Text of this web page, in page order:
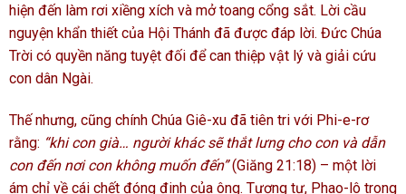
hiện đến làm rơi xiềng xích và mở toang cổng sắt. Lời cầu
nguyện khẩn thiết của Hội Thánh đã được đáp lời. Đức Chúa
Trời có quyền năng tuyệt đối để can thiệp vật lý và giải cứu
con dân Ngài.
Thế nhưng, cũng chính Chúa Giê-xu đã tiên tri với Phi-e-rơ
rằng: “khi con già… người khác sẽ thắt lưng cho con và dẫn
con đến nơi con không muốn đến”(Giăng 21:18) – một lời
ám chỉ về cái chết đóng đinh của ông. Tương tự, Phao-lô trong